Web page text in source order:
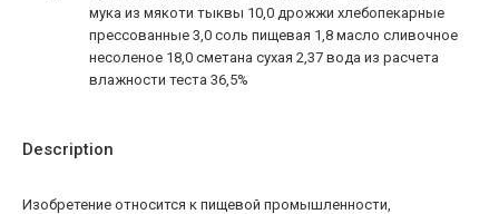
Description
Изобретение относится к пищевой промышленности,
мука из мякоти тыквы 10,0 дрожжи хлебопекарные
прессованные 3,0 соль пищевая 1,8 масло сливочное
несоленое 18,0 сметана сухая 2,37 вода из расчета
влажности теста 36,5%